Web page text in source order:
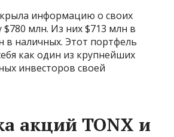
информацию о своих
$780 млн. Из них $713 млн в
​​в наличных. Этот портфель
как один из крупнейших
инвесторов своей
акций TONX и